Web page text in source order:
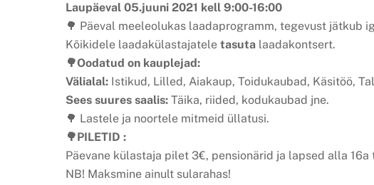
Laupäeval 05.juuni 2021 kell 9:00-16:00
🌳 Päeval meeleolukas laadaprogramm, tegevust jätkub
Kõikidele laadakülastajatele tasuta laadakontsert.
🌳Oodatud on kauplejad:
Välialal: Istikud, Lilled, Aiakaup, Toidukaubad, Käsitöö,
Sees suures saalis: Täika, riided, kodukaubad jne.
🌳 Lastele ja noortele mitmeid üllatusi.
🌳PILETID :
Päevane külastaja pilet 3€, pensionärid ja lapsed alla 16a
NB! Maksmine ainult sularahas!